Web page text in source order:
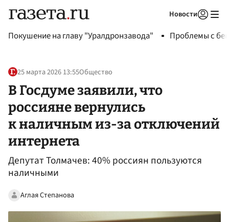
Новости
Покушение на главу "Уралдронзавода" Проблемы с
25 марта 2026 13:55Общество
В Госдуме заявили, что
россияне вернулись
к наличным из-за отключений
интернета
Депутат Толмачев: 40% россиян пользуются
наличными
Аглая Степанова